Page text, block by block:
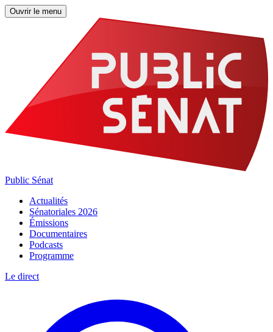
Ouvrir le menu
Public Sénat
Actualités
Sénatoriales 2026
Émissions
Documentaires
Podcasts
Programme
Le direct